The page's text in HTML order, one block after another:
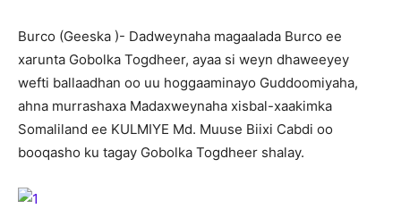
Burco (Geeska )- Dadweynaha magaalada Burco ee
xarunta Gobolka Togdheer, ayaa si weyn dhaweeyey
wefti ballaadhan oo uu hoggaaminayo Guddoomiyaha,
ahna murrashaxa Madaxweynaha xisbal-xaakimka
Somaliland ee KULMIYE Md. Muuse Biixi Cabdi oo
booqasho ku tagay Gobolka Togdheer shalay.